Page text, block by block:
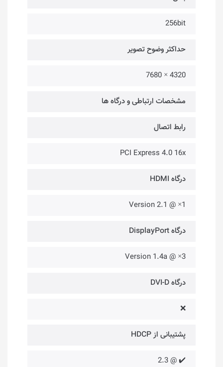
256bit
حداکثر وضوح تصویر
4320 × 7680
مشخصات ارتباطی و درگاه ها
رابط اتصال
PCI Express 4.0 16x
درگاه HDMI
1× @ Version 2.1
درگاه DisplayPort
3× @ Version 1.4a
درگاه DVI-D
❌
پشتیبانی از HDCP
✔️ @ 2.3